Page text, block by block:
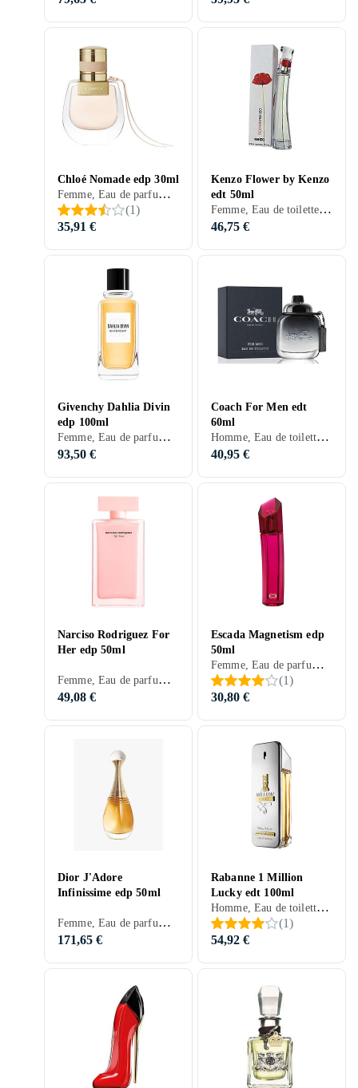
Chloé Nomade edp 30ml
Femme, Eau de parfum, 30 ml, Nomade, Musc, Bois de santal, Apelsin, Poires, Freesia, Citron, Ros, Chêne, Bergamote, Vétiver, Bois, Gardénia, Patchouli, Yuzu, Mousse, Magnolia, Cuir, Jasmin, Ambre gris, Pêche, Cerise, Prune, Iris, Mousse de chêne, Thé vert
(1)
35,91 €
Kenzo Flower by Kenzo
edt 50ml
Femme, Eau de toilette, 50 ml, Flower by Kenzo, Musc, Apelsin, Mandarine, Violette, Freesia, Citron, Ros, Encens, Mandarine, Patchouli, Gingembre, Résine, Groseilles, Aubépine, Ylang Ylang, Jasmin, Vanille, Ambre gris, Cassis, Prune, Lychee, Mimosa
46,75 €
Givenchy Dahlia Divin
edp 100ml
Femme, Eau de parfum, 100 ml, Dahlia Divin, Bois de santal, Pomme, Prune
93,50 €
Coach For Men edt
60ml
Homme, Eau de toilette, 60 ml, Musc, Mandarine, Poires, Lys, Lavande, Suède, Bergamote, Cardamome, Pamplemousse, Coriandre, Vétiver, Kumquat, Jasmin, Vanille, Ambre gris, Pêche, Prune, Géranium, Lychee
40,95 €
Narciso Rodriguez For
Her edp 50ml
Femme, Eau de parfum, 50 ml, Musc, Bois de santal, Bois de cachemire, Fèves tonka, Neroli, Violette, Lavande, Citron, Ros, Fleur d'oranger, Suède, Bergamote, Pamplemousse, Vétiver, Bois, Gardénia, Benjoin, Labdanum, Fleur de miel, Osmanthus, Patchouli, Héliotrope, Narcisses, Davana, Mousse, Cannelle, Cuir, Jasmin, Vanille, Ambre gris, Pêche, Prune, Miel, Mousse de chêne
49,08 €
Escada Magnetism edp
50ml
Femme, Eau de parfum, 50 ml, Magnetism, Musc, Bois de santal, Bois de cachemire, Lys, Freesia, Basilic, Melon, Ros, Muguet, Vétiver, Thym, Benjoin, Patchouli, Fleur d'amande, Héliotrope, Lait de coco, Eternell, Groseilles, Magnolia, Cuir, Lierre, Jasmin, Vanille, Ananas, Ambre gris, Cassis, Prune, Iris, Kummin, Fruits rouges, Karamell
(1)
30,80 €
Dior J'Adore
Infinissime edp 50ml
Femme, Eau de parfum, 50 ml, J'Adore, Bois de santal, Apelsin, Ros, Bergamote, Muguet, Orange sanguine, Tubéreuse, Ylang Ylang, Jasmin, Prune
171,65 €
Rabanne 1 Million
Lucky edt 100ml
Homme, Eau de toilette, 100 ml, 1 million, Bois de cèdre, Bois de cachemire, Apelsin, Fleur d'oranger, Bergamote, Pamplemousse, Vétiver, Bois, Patchouli, Mousse, Jasmin, Vanille, Ambre gris, Prune, Noisette, Miel, Mousse de chêne
(1)
54,92 €